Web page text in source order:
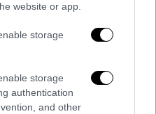
website or app.
storage
storage
authentication
and other